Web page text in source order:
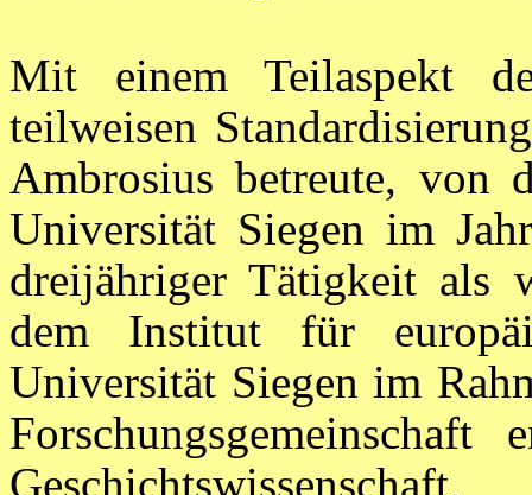
Mit einem Teilaspekt
teilweisen
Ambrosius betreute, von
Universität Siegen im
dreijähriger Tätigkeit als
dem Institut für
Universität Siegen im